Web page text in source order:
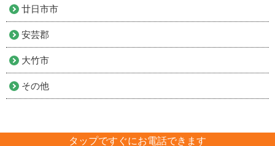
廿日市市
安芸郡
大竹市
その他
タップですぐにお電話できます